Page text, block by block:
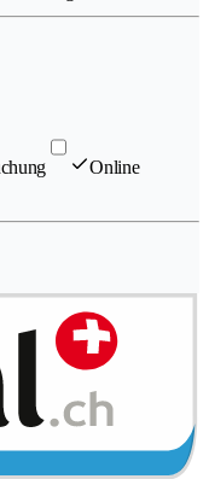
Online